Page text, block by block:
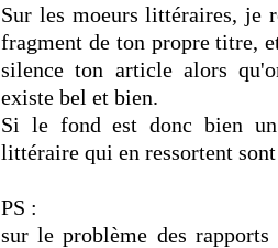
Sur les moeurs littéraires, je
fragment de ton propre titre,
silence ton article alors
existe bel et bien.
Si le fond est donc bien un
littéraire qui en ressortent
PS :
sur le problème des